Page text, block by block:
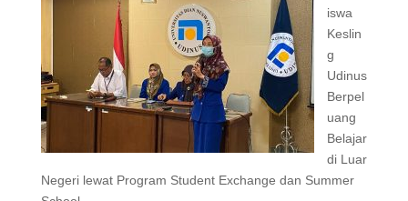
iswa
Keslin
g
Udinus
Berpel
uang
Belajar
di Luar
Negeri lewat Program Student Exchange dan Summer